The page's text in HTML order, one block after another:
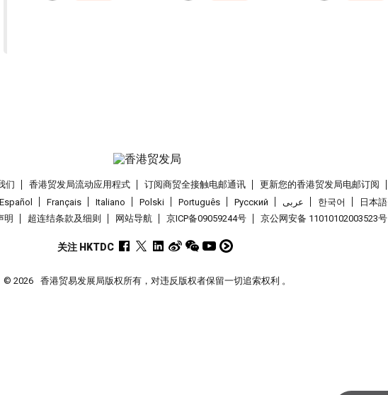
们 香港贸发局流动应用程式 订阅商贸全接触电邮通讯 更新您的香港贸发局电邮订阅
Español Français Italiano Polski Português Pусский عربى 한국어
日本語
明 超连结条款及细则 网站导航 京ICP备09059244号 京公网安备 11010102003523号
关注 HKTDC
© 2026 香港贸易发展局版权所有，对违反版权者保留一切追索权利 。